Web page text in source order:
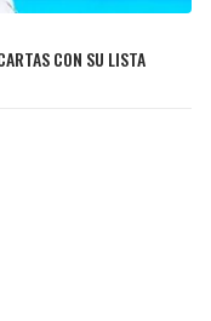
CON SU LISTA